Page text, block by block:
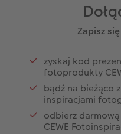
Zapisz
zyskaj kod
fotoprodukty
bądź na bieżąco
inspiracjami
odbierz
CEWE